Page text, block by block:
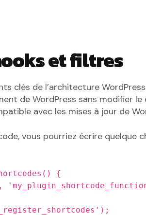
et filtres
clés de l’architecture
de WordPress sans modifier le
avec les mises à jour de
vous pourriez écrire quelque
{